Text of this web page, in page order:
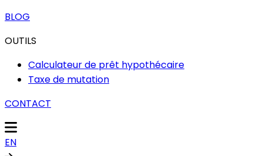
BLOG
OUTILS
Calculateur de prêt hypothécaire
Taxe de mutation
CONTACT
EN